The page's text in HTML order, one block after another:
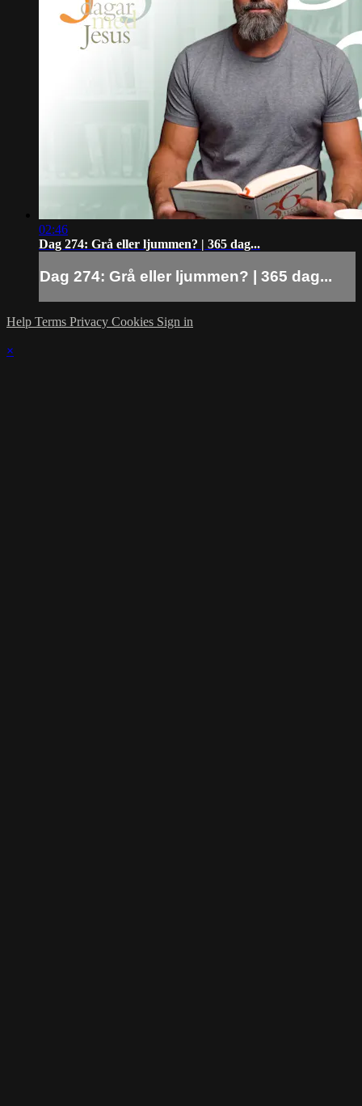
02:46
Dag 274: Grå eller ljummen? | 365 dag...
Dag 274: Grå eller ljummen? | 365 dag...
Help Terms Privacy Cookies Sign in
×